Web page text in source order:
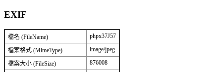
EXIF
檔名 (FileName) phpx37J57
檔案格式 (MimeType) image/jpeg
檔案大小 (FileSize) 876008